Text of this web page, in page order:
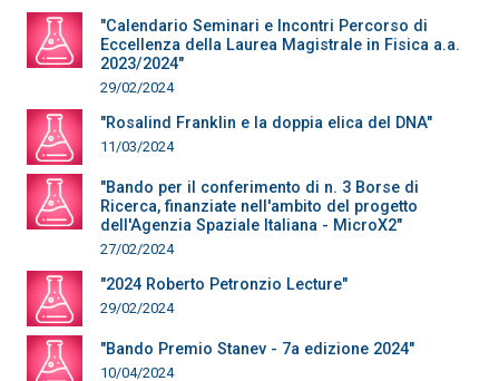
"Calendario Seminari e Incontri Percorso di
Eccellenza della Laurea Magistrale in Fisica a.a.
2023/2024"
29/02/2024
"Rosalind Franklin e la doppia elica del DNA"
11/03/2024
"Bando per il conferimento di n. 3 Borse di
Ricerca, finanziate nell'ambito del progetto
dell'Agenzia Spaziale Italiana - MicroX2"
27/02/2024
"2024 Roberto Petronzio Lecture"
29/02/2024
"Bando Premio Stanev - 7a edizione 2024"
10/04/2024